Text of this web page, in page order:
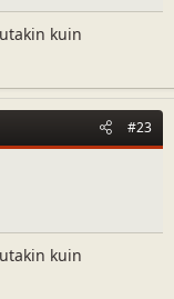
kuin
#23
kuin